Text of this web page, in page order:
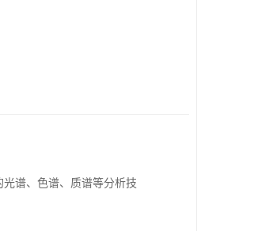
谱、色谱、质谱等分析技